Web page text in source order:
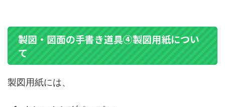
製図・図面の手書き道具④製図用紙につい
て
製図用紙には、